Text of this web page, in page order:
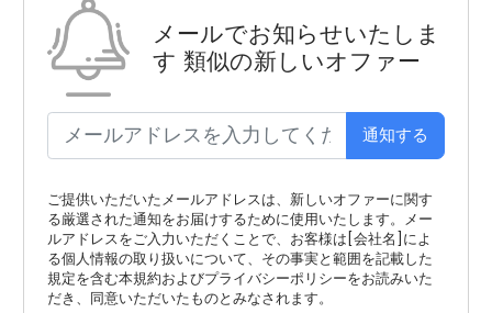
メールでお知らせいたしま
す 類似の新しいオファー
通知する
ご提供いただいたメールアドレスは、新しいオファーに関す
る厳選された通知をお届けするために使用いたします。メー
ルアドレスをご入力いただくことで、お客様は[会社名]によ
る個人情報の取り扱いについて、その事実と範囲を記載した
規定を含む本規約およびプライバシーポリシーをお読みいた
だき、同意いただいたものとみなされます。